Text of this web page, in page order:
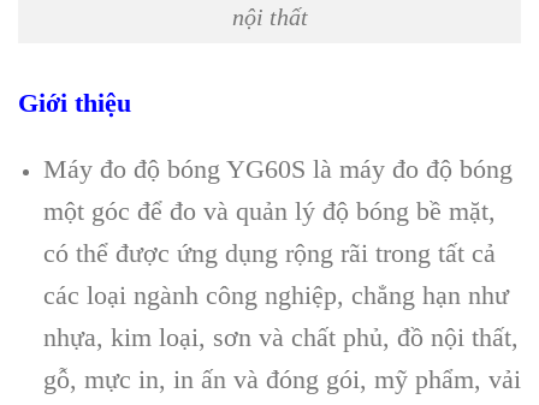
nội thất
Giới thiệu
Máy đo độ bóng YG60S là máy đo độ bóng
một góc để đo và quản lý độ bóng bề mặt,
có thể được ứng dụng rộng rãi trong tất cả
các loại ngành công nghiệp, chẳng hạn như
nhựa, kim loại, sơn và chất phủ, đồ nội thất,
gỗ, mực in, in ấn và đóng gói, mỹ phẩm, vải